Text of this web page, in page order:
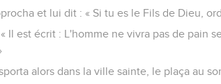
et lui dit : « Si tu es le Fils de Dieu,
Il est écrit : L'homme ne vivra pas de pain
alors dans la ville sainte, le plaça au